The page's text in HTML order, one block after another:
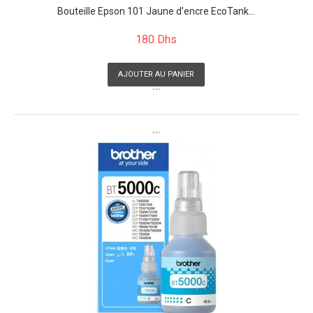
Bouteille Epson 101 Jaune d'encre EcoTank...
180 Dhs
AJOUTER AU PANIER
```
```